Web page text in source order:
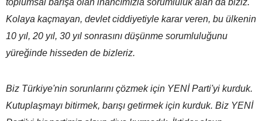
Kolaya kaçmayan, devlet ciddiyetiyle karar veren, bu ülkenin
10 yıl, 20 yıl, 30 yıl sonrasını düşünme sorumluluğunu
yüreğinde hisseden de bizleriz.
Biz Türkiye'nin sorunlarını çözmek için YENİ Parti'yi kurduk.
Kutuplaşmayı bitirmek, barışı getirmek için kurduk. Biz YENİ